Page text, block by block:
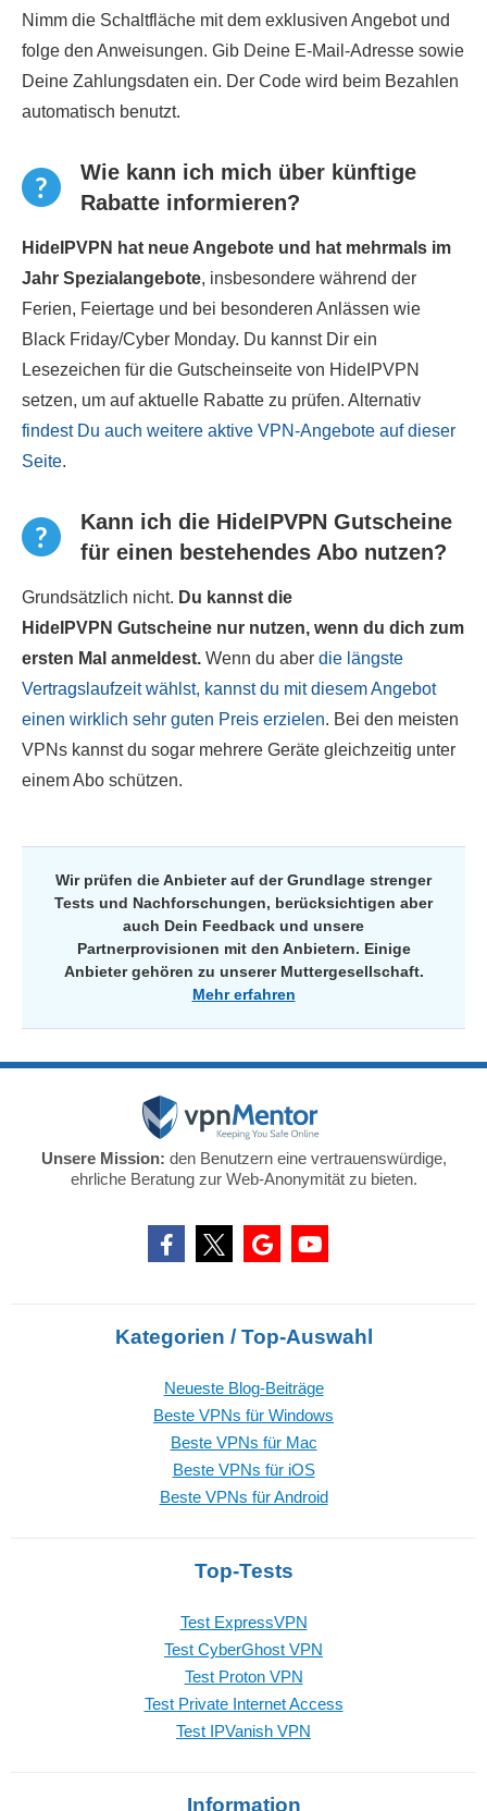
Nimm die Schaltfläche mit dem exklusiven Angebot und
folge den Anweisungen. Gib Deine E-Mail-Adresse sowie
Deine Zahlungsdaten ein. Der Code wird beim Bezahlen
automatisch benutzt.
Wie kann ich mich über künftige
Rabatte informieren?
HideIPVPN hat neue Angebote und hat mehrmals im
Jahr Spezialangebote, insbesondere während der
Ferien, Feiertage und bei besonderen Anlässen wie
Black Friday/Cyber Monday. Du kannst Dir ein
Lesezeichen für die Gutscheinseite von HideIPVPN
setzen, um auf aktuelle Rabatte zu prüfen. Alternativ
findest Du auch weitere aktive VPN-Angebote auf dieser
Seite.
Kann ich die HideIPVPN Gutscheine
für einen bestehendes Abo nutzen?
Grundsätzlich nicht. Du kannst die
HideIPVPN Gutscheine nur nutzen, wenn du dich zum
ersten Mal anmeldest. Wenn du aber die längste
Vertragslaufzeit wählst, kannst du mit diesem Angebot
einen wirklich sehr guten Preis erzielen. Bei den meisten
VPNs kannst du sogar mehrere Geräte gleichzeitig unter
einem Abo schützen.
Wir prüfen die Anbieter auf der Grundlage strenger
Tests und Nachforschungen, berücksichtigen aber
auch Dein Feedback und unsere
Partnerprovisionen mit den Anbietern. Einige
Anbieter gehören zu unserer Muttergesellschaft.
Mehr erfahren
Unsere Mission: den Benutzern eine vertrauenswürdige,
ehrliche Beratung zur Web-Anonymität zu bieten.
Kategorien / Top-Auswahl
Neueste Blog-Beiträge
Beste VPNs für Windows
Beste VPNs für Mac
Beste VPNs für iOS
Beste VPNs für Android
Top-Tests
Test ExpressVPN
Test CyberGhost VPN
Test Proton VPN
Test Private Internet Access
Test IPVanish VPN
Information